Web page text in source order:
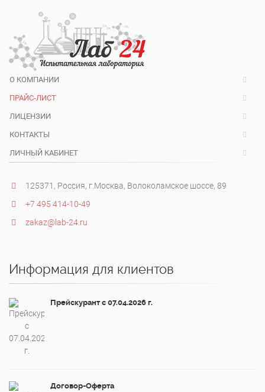
О КОМПАНИИ
ПРАЙС-ЛИСТ
ЛИЦЕНЗИИ
КОНТАКТЫ
ЛИЧНЫЙ КАБИНЕТ
125371, Россия, г.Москва, Волоколамское шоссе, 89
+7 495 414-10-49
zakaz@lab-24.ru
Информация для клиентов
Прейскурант с 07.04.2026 г.
Договор-Оферта